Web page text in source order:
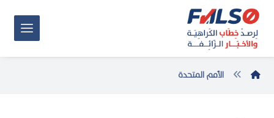
الأمم المتحدة